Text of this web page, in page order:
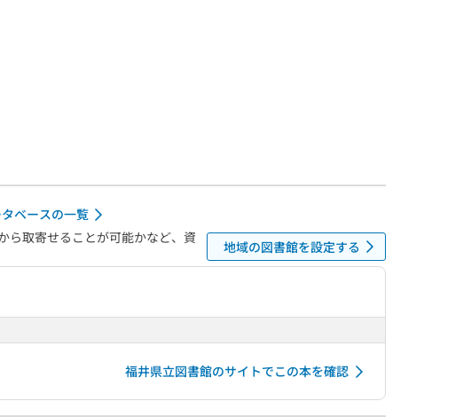
ベースの一覧
ら取寄せることが可能かなど、資
地域の図書館を設定する
福井県立図書館のサイトでこの本を確認